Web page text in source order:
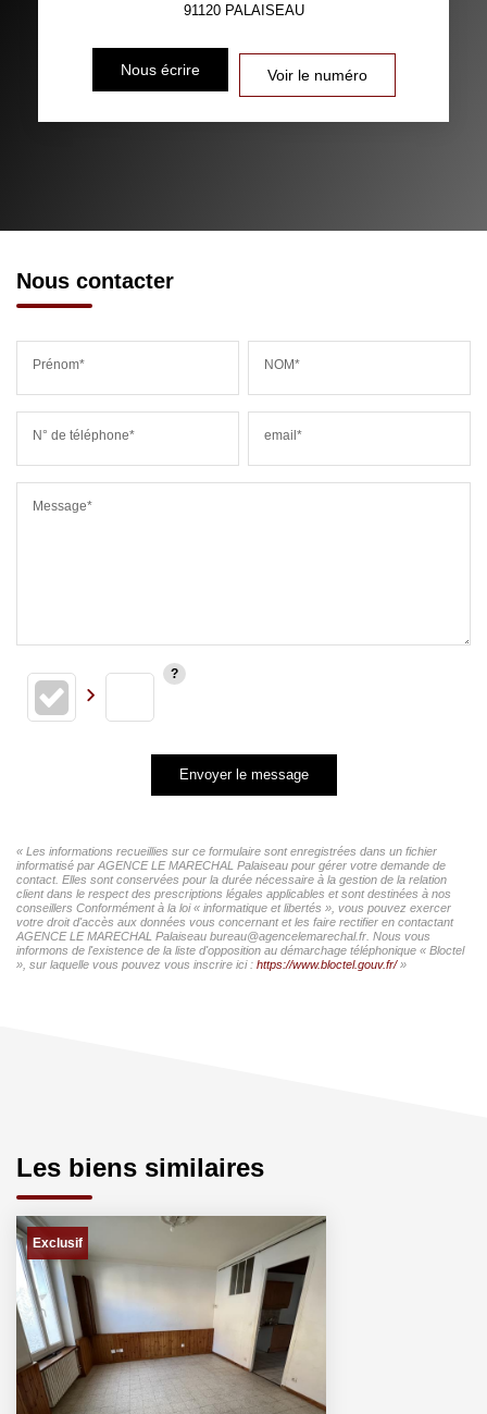
91120 PALAISEAU
Nous écrire Voir le numéro
Nous contacter
Prénom* NOM*
N° de téléphone* email*
Message*
Envoyer le message
« Les informations recueillies sur ce formulaire sont enregistrées dans un fichier
informatisé par AGENCE LE MARECHAL Palaiseau pour gérer votre demande de
contact. Elles sont conservées pour la durée nécessaire à la gestion de la relation
client dans le respect des prescriptions légales applicables et sont destinées à nos
conseillers Conformément à la loi « informatique et libertés », vous pouvez exercer
votre droit d'accès aux données vous concernant et les faire rectifier en contactant
AGENCE LE MARECHAL Palaiseau bureau@agencelemarechal.fr. Nous vous
informons de l'existence de la liste d'opposition au démarchage téléphonique « Bloctel
», sur laquelle vous pouvez vous inscrire ici : https://www.bloctel.gouv.fr/»
Les biens similaires
Exclusif